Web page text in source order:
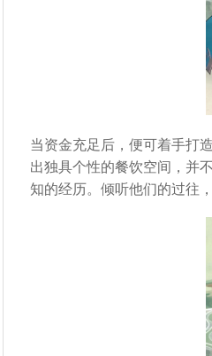
当资金充足后，便可着手打
出独具个性的餐饮空间，并
知的经历。倾听他们的过往